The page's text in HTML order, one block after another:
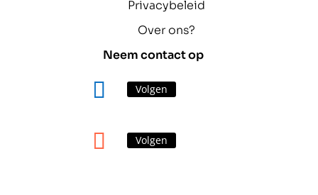
Privacybeleid
Over ons?
Neem contact op
Volgen
Volgen